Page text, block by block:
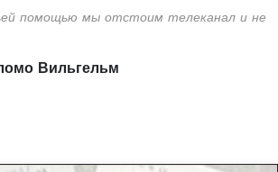
помощью мы отстоим телеканал и не
Вильгельм